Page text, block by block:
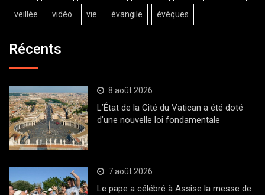
veillée vidéo vie évangile évêques
Récents
8 août 2026
L’État de la Cité du Vatican a été doté
d’une nouvelle loi fondamentale
7 août 2026
Le pape a célébré à Assise la messe de